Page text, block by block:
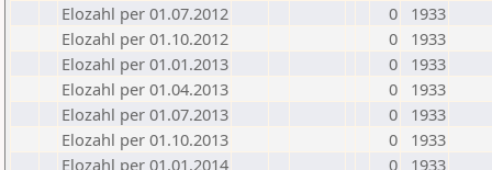
Elozahl per 01.07.2012
0
1933
Elozahl per 01.10.2012
0
1933
Elozahl per 01.01.2013
0
1933
Elozahl per 01.04.2013
0
1933
Elozahl per 01.07.2013
0
1933
Elozahl per 01.10.2013
0
1933
Elozahl per 01.01.2014
0
1933